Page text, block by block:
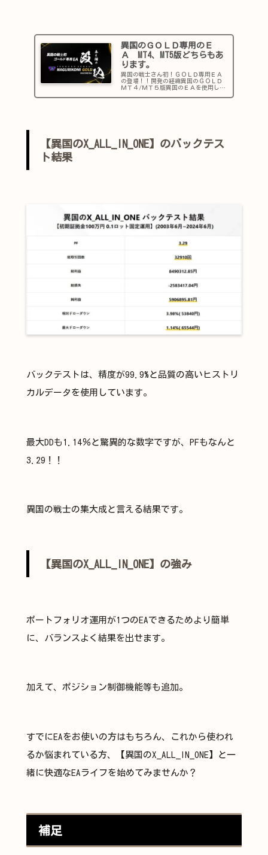
異国のＧＯＬＤ専用のＥ
Ａ MT4、MT5版どちらもあ
ります。
異国の戦士さん初！ＧＯＬＤ専用ＥＡ
の登場！！開発の経緯異国のＧＯＬＤ
ＭＴ４/ＭＴ５版異国のＥＡを使用して
【異国のX_ALL_IN_ONE】のバックテス
ト結果
バックテストは、精度が99.9%と品質の高いヒストリ
カルデータを使用しています。​
最大DDも1.14％と驚異的な数字ですが、PFもなんと
3.29！！
異国の戦士の集大成と言える結果です。
【異国のX_ALL_IN_ONE】の強み
ポートフォリオ運用が1つのEAできるためより簡単
に、バランスよく結果を出せます。​
加えて、ポジション制御機能等も追加。​
すでにEAをお使いの方はもちろん、これから使われ
るか悩まれている方、【異国のX_ALL_IN_ONE】と一
緒に快適なEAライフを始めてみませんか？
補足